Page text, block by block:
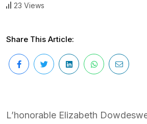
23 Views
Share This Article:
L’honorable Elizabeth